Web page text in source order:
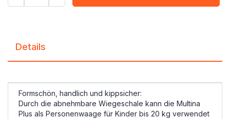
Details
Formschön, handlich und kippsicher:
Durch die abnehmbare Wiegeschale kann die Multina
Plus als Personenwaage für Kinder bis 20 kg verwendet